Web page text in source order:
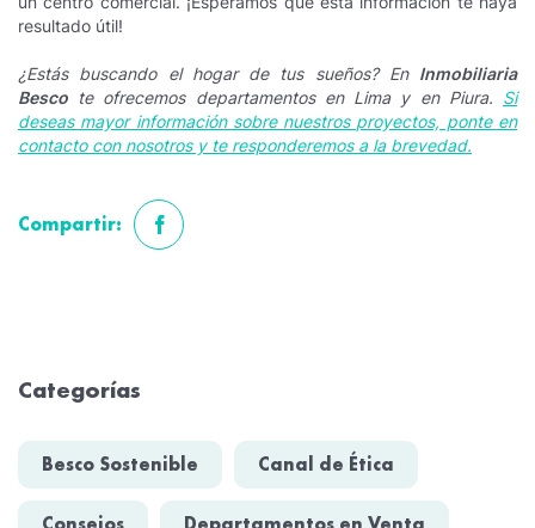
resultado útil!
¿Estás buscando el hogar de tus sueños? En Inmobiliaria
Besco te ofrecemos departamentos en Lima y en Piura. Si
deseas mayor información sobre nuestros proyectos, ponte en
contacto con nosotros y te responderemos a la brevedad.
Compartir:
Categorías
Besco Sostenible Canal de Ética